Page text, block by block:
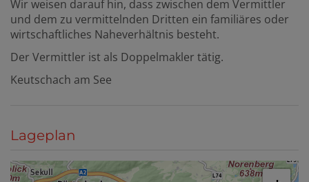
Wir weisen darauf hin, dass zwischen dem Vermittler
und dem zu vermittelnden Dritten ein familiäres oder
wirtschaftliches Naheverhältnis besteht.
Der Vermittler ist als Doppelmakler tätig.
Keutschach am See
Lageplan